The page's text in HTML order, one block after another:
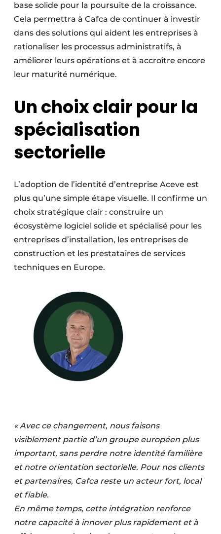
base solide pour la poursuite de la croissance.
Cela permettra à Cafca de continuer à investir
dans des solutions qui aident les entreprises à
rationaliser les processus administratifs, à
améliorer leurs opérations et à accroître encore
leur maturité numérique.
Un choix clair pour la
spécialisation
sectorielle
L’adoption de l’identité d’entreprise Aceve est
plus qu’une simple étape visuelle. Il confirme un
choix stratégique clair : construire un
écosystème logiciel solide et spécialisé pour les
entreprises d’installation, les entreprises de
construction et les prestataires de services
techniques en Europe.
« Avec ce changement, nous faisons
visiblement partie d’un groupe européen plus
important, sans perdre notre identité familière
et notre orientation sectorielle. Pour nos clients
et partenaires, Cafca reste un acteur fort, local
et fiable.
En même temps, cette intégration renforce
notre capacité à innover plus rapidement et à